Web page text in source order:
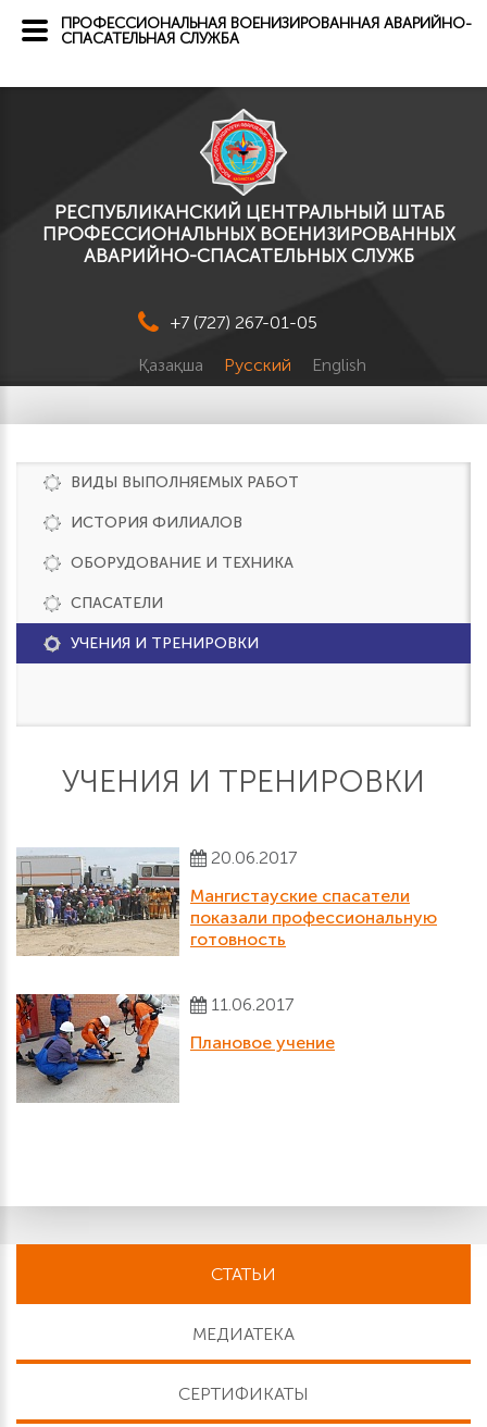
РЕСПУБЛИКАНСКИЙ ЦЕНТРАЛЬНЫЙ ШТАБ
ПРОФЕССИОНАЛЬНЫХ ВОЕНИЗИРОВАННЫХ
АВАРИЙНО-СПАСАТЕЛЬНЫХ СЛУЖБ
+7 (727) 267-01-05
Қазақша Русский English
ВИДЫ ВЫПОЛНЯЕМЫХ РАБОТ
ИСТОРИЯ ФИЛИАЛОВ
ОБОРУДОВАНИЕ И ТЕХНИКА
СПАСАТЕЛИ
УЧЕНИЯ И ТРЕНИРОВКИ
УЧЕНИЯ И ТРЕНИРОВКИ
20.06.2017
Мангистауские спасатели
показали профессиональную
готовность
11.06.2017
Плановое учение
СТАТЬИ
МЕДИАТЕКА
СЕРТИФИКАТЫ
ПРОФЕССИОНАЛЬНАЯ ВОЕНИЗИРОВАННАЯ АВАРИЙНО-
СПАСАТЕЛЬНАЯ СЛУЖБА